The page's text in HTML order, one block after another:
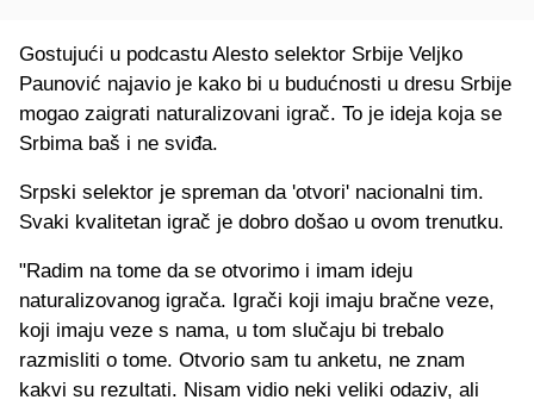
Gostujući u podcastu Alesto selektor Srbije Veljko
Paunović najavio je kako bi u budućnosti u dresu Srbije
mogao zaigrati naturalizovani igrač. To je ideja koja se
Srbima baš i ne sviđa.
Srpski selektor je spreman da 'otvori' nacionalni tim.
Svaki kvalitetan igrač je dobro došao u ovom trenutku.
"Radim na tome da se otvorimo i imam ideju
naturalizovanog igrača. Igrači koji imaju bračne veze,
koji imaju veze s nama, u tom slučaju bi trebalo
razmisliti o tome. Otvorio sam tu anketu, ne znam
kakvi su rezultati. Nisam vidio neki veliki odaziv, ali